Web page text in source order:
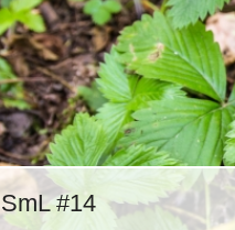
SmL #14